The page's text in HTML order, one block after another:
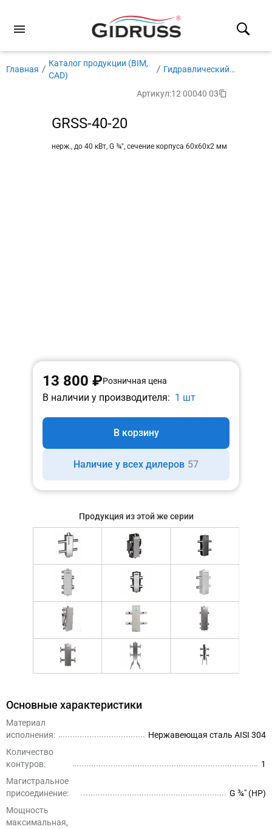
Главная
Каталог продукции (BIM,
CAD)
Гидравлический
Артикул:12 00040 03
GRSS-40-20
нерж., до 40 кВт, G ¾″, сечение корпуса 60х60x2 мм
13 800 ₽Розничная цена
В наличии у производителя: 1 шт
В корзину
Наличие у всех дилеров 57
Продукция из этой же серии
Основные характеристики
Материал
исполнения:
Нержавеющая сталь AISI 304
Количество
контуров:
1
Магистральное
присоединение:
G ¾″ (НР)
Мощность
максимальная,